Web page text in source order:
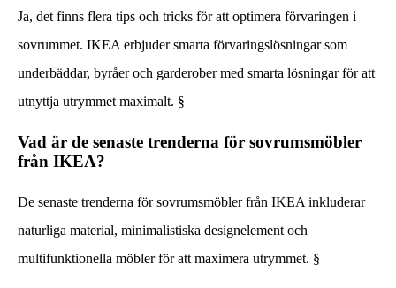
Ja, det finns flera tips och tricks för att optimera förvaringen i
sovrummet. IKEA erbjuder smarta förvaringslösningar som
underbäddar, byråer och garderober med smarta lösningar för att
utnyttja utrymmet maximalt. §
Vad är de senaste trenderna för sovrumsmöbler
från IKEA?
De senaste trenderna för sovrumsmöbler från IKEA inkluderar
naturliga material, minimalistiska designelement och
multifunktionella möbler för att maximera utrymmet. §